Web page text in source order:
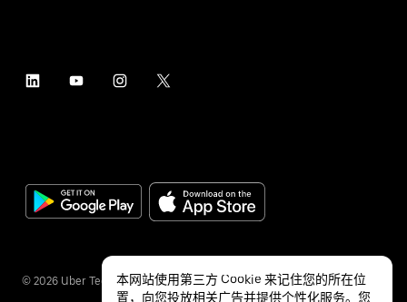
© 2026 Uber Technologies Inc.
本网站使用第三方 Cookie 来记住您的所在位
置，向您投放相关广告并提供个性化服务。您